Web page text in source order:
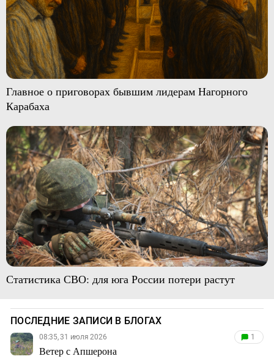
Главное о приговорах бывшим лидерам Нагорного
Карабаха
Статистика СВО: для юга России потери растут
ПОСЛЕДНИЕ ЗАПИСИ В БЛОГАХ
08:35, 31 июля 2026
Ветер с Апшерона
1